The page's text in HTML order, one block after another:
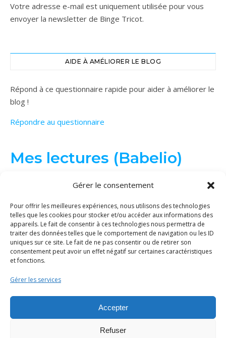
Gérer le consentement
Pour offrir les meilleures expériences, nous utilisons des technologies
telles que les cookies pour stocker et/ou accéder aux informations des
appareils. Le fait de consentir à ces technologies nous permettra de
traiter des données telles que le comportement de navigation ou les ID
uniques sur ce site. Le fait de ne pas consentir ou de retirer son
consentement peut avoir un effet négatif sur certaines caractéristiques
et fonctions.
Gérer les services
Accepter
Refuser
Votre adresse e-mail est uniquement utilisée pour vous
envoyer la newsletter de Binge Tricot.
AIDE À AMÉLIORER LE BLOG
Répond à ce questionnaire rapide pour aider à améliorer le
blog !
Répondre au questionnaire
Mes lectures (Babelio)
© Binge Tricot 2026 | Tous les éléments de ce site (textes, images...)
sont protégés par le droit d'auteur. La copie et/ou distribution du
contenu sans ma permission est interdite.